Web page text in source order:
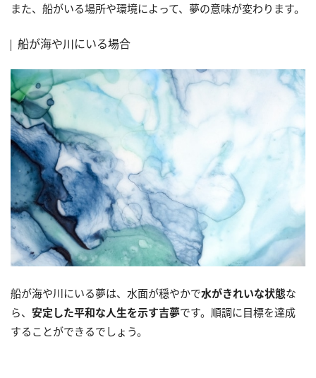
また、船がいる場所や環境によって、夢の意味が変わります。
船が海や川にいる場合
船が海や川にいる夢は、水面が穏やかで水がきれいな状態な
ら、 安定した平和な人生を示す吉夢です。順調に目標を達成
することができるでしょう。